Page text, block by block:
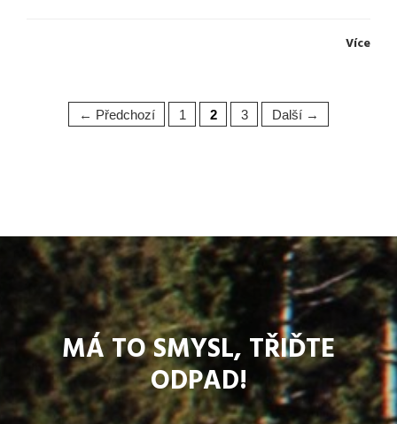
Více
← Předchozí 1 2 3 Další →
MÁ TO SMYSL, TŘIĎTE
ODPAD!